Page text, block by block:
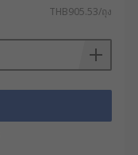
THB905.53/ถุง